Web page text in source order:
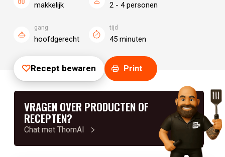
makkelijk 2 - 4 personen
gang
hoofdgerecht
tijd
45 minuten
Recept bewaren Print
VRAGEN OVER PRODUCTEN OF
RECEPTEN?
Chat met ThomAI